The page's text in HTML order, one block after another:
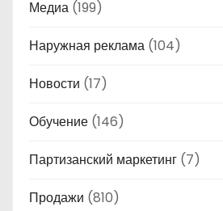
Медиа (199)
Наружная реклама (104)
Новости (17)
Обучение (146)
Партизанский маркетинг (7)
Продажи (810)